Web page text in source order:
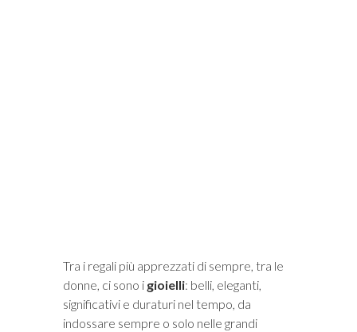
Tra i regali più apprezzati di sempre, tra le
donne, ci sono i gioielli: belli, eleganti,
significativi e duraturi nel tempo, da
indossare sempre o solo nelle grandi